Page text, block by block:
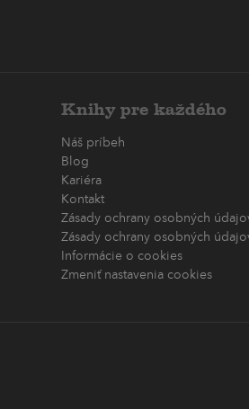
Knihy pre každého
Náš príbeh
Blog
Kariéra
Kontakt
Zásady ochrany osobných
Zásady ochrany osobných
Informácie o cookies
Zmeniť nastavenia cookies